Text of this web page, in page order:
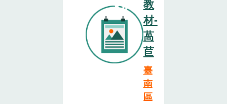
教
材-
萵
苣
臺
南
區